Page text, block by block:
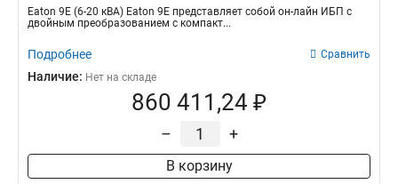
Eaton 9E (6-20 кВА) Eaton 9E представляет собой он-лайн ИБП с
двойным преобразованием с компакт...
Подробнее Сравнить
Наличие: Нет на складе
860 411,24 ₽
– +
В корзину